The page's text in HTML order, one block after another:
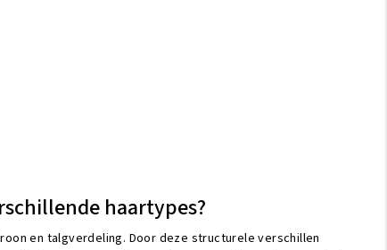
haartypes?
en talgverdeling. Door deze structurele verschillen